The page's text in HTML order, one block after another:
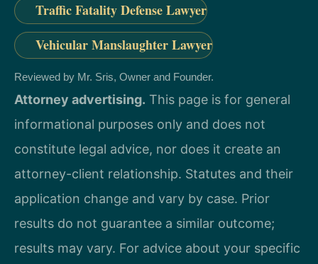
Traffic Fatality Defense Lawyer
Vehicular Manslaughter Lawyer
Reviewed by Mr. Sris, Owner and Founder.
Attorney advertising. This page is for general
informational purposes only and does not
constitute legal advice, nor does it create an
attorney-client relationship. Statutes and their
application change and vary by case. Prior
results do not guarantee a similar outcome;
results may vary. For advice about your specific